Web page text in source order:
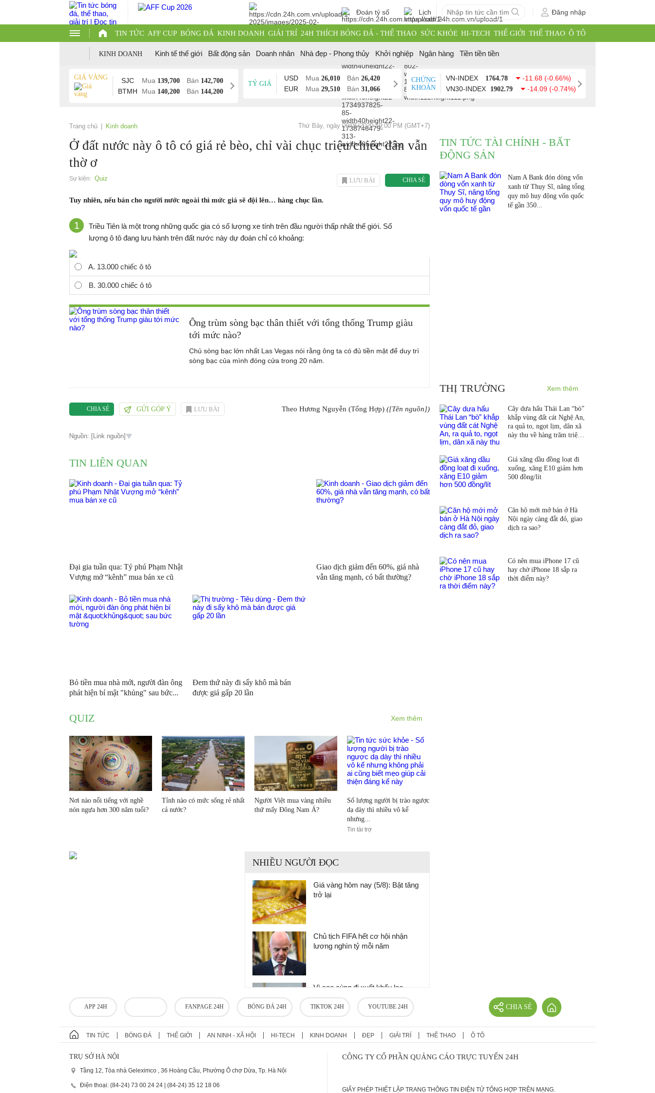
Đoán tỷ số Lịch Đăng nhập
TIN TỨC AFF CUP BÓNG ĐÁ KINH DOANH GIẢI TRÍ 24H THÍCH BÓNG ĐÁ - THỂ THAO SỨC KHỎE HI-TECH THẾ GIỚI THỂ THAO Ô TÔ
KINH DOANH Kinh tế thế giới Bất động sản Doanh nhân Nhà đẹp - Phong thủy Khởi nghiệp Ngân hàng Tiền tiền tiền
GIÁ VÀNG SJC Mua 139,700 Bán 142,700
BTMH Mua 140,200 Bán 144,200
TỶ GIÁ
USD Mua 26,010 Bán 26,420
EUR Mua 29,510 Bán 31,066
CHỨNG
KHOÁN
VN-INDEX 1764.78
-11.68 (-0.66%)
VN30-INDEX
1902.79 -14.09 (-0.74%)
Trang chủ Kinh doanh Thứ Bảy, ngày 09/05/2020 19:00 PM (GMT+7)
Ở đất nước này ô tô có giá rẻ bèo, chỉ vài chục triệu/chiếc dân vẫn
thờ ơ
Sự kiện: Quiz LƯU BÀI CHIA SẺ
Tuy nhiên, nếu bán cho người nước ngoài thì mức giá sẽ đội lên… hàng chục lần.
1
Triều Tiên là một trong những quốc gia có số lượng xe tính trên đầu người thấp nhất thế giới. Số
lượng ô tô đang lưu hành trên đất nước này dự đoán chỉ có khoảng:
A. 13.000 chiếc ô tô
B. 30.000 chiếc ô tô
Ông trùm sòng bạc thân thiết với tổng thống Trump giàu
tới mức nào?
Chủ sòng bạc lớn nhất Las Vegas nói rằng ông ta có đủ tiền mặt để duy trì
sòng bạc của mình đóng cửa trong 20 năm.
CHIA SẺ GỬI GÓP Ý LƯU BÀI Theo Hương Nguyễn (Tổng Hợp) ([Tên nguồn])
Nguồn: [Link nguồn]
TIN LIÊN QUAN
Đại gia tuần qua: Tỷ phú Phạm Nhật
Vượng mở “kênh” mua bán xe cũ
Giao dịch giảm đến 60%, giá nhà
vẫn tăng mạnh, có bất thường?
Bỏ tiền mua nhà mới, người đàn ông
phát hiện bí mật "khủng" sau bức...
Đem thứ này đi sấy khô mà bán
được giá gấp 20 lần
QUIZ Xem thêm
Nơi nào nổi tiếng với nghề
nón ngựa hơn 300 năm tuổi?
Tỉnh nào có mức sống rẻ nhất
cả nước?
Người Việt mua vàng nhiều
thứ mấy Đông Nam Á?
Số lượng người bị trào ngược
dạ dày thì nhiều vô kể
nhưng...
Tin tài trợ
NHIỀU NGƯỜI ĐỌC
Giá vàng hôm nay (5/8): Bật tăng
trở lại
Chủ tịch FIFA hết cơ hội nhận
lương nghìn tỷ mỗi năm
Vì sao cùng đi xuất khẩu lao
động, sang Nhật chỉ được 1.300
USD/tháng, nhưng sang Đức lại
được 4.000 USD/tháng?
Giá vàng hôm nay 6/8: Tăng phi
TIN TỨC TÀI CHÍNH - BẤT
ĐỘNG SẢN
Nam A Bank đón dòng vốn
xanh từ Thụy Sĩ, nâng tổng
quy mô huy động vốn quốc
tế gần 350...
THỊ TRƯỜNG Xem thêm
Cây dưa hấu Thái Lan “bò”
khắp vùng đất cát Nghệ An,
ra quả to, ngọt lịm, dân xã
này thu về hàng trăm triệu
Giá xăng dầu đồng loạt đi
xuống, xăng E10 giảm hơn
500 đồng/lít
Căn hộ mới mở bán ở Hà
Nội ngày càng đắt đỏ, giao
dịch ra sao?
Có nên mua iPhone 17 cũ
hay chờ iPhone 18 sắp ra
thời điểm này?
APP 24H FANPAGE 24H BÓNG ĐÁ 24H TIKTOK 24H YOUTUBE 24H CHIA SẺ
TIN TỨC BÓNG ĐÁ THẾ GIỚI AN NINH - XÃ HỘI HI-TECH KINH DOANH ĐẸP GIẢI TRÍ THỂ THAO Ô TÔ
TRỤ SỞ HÀ NỘI
Tầng 12, Tòa nhà Geleximco , 36 Hoàng Cầu, Phường Ô chợ Dừa, Tp. Hà Nội
Điện thoại: (84-24) 73 00 24 24 | (84-24) 35 12 18 06
CÔNG TY CỔ PHẦN QUẢNG CÁO TRỰC TUYẾN 24H
GIẤY PHÉP THIẾT LẬP TRANG THÔNG TIN ĐIỆN TỬ TỔNG HỢP TRÊN MẠNG.